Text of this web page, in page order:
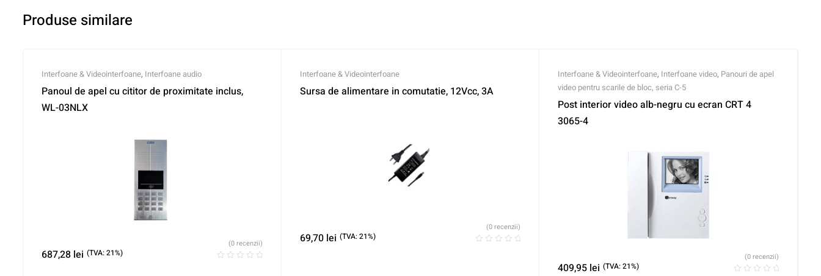
Produse similare
Interfoane & Videointerfoane, Interfoane audio
Panoul de apel cu cititor de proximitate inclus,
WL-03NLX
687,28 lei (TVA: 21%)
(0 recenzii)
Interfoane & Videointerfoane
Sursa de alimentare in comutatie, 12Vcc, 3A
69,70 lei (TVA: 21%)
(0 recenzii)
Interfoane & Videointerfoane, Interfoane video, Panouri de apel
video pentru scarile de bloc, seria C-5
Post interior video alb-negru cu ecran CRT 4
3065-4
409,95 lei (TVA: 21%)
(0 recenzii)